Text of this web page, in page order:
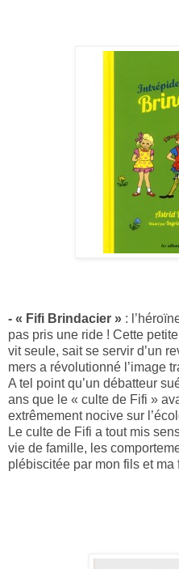
- « Fifi Brindacier » :
pas pris une ride ! Cette
vit seule, sait se servir d’un
mers a révolutionné l’image
A tel point qu’un débatteur
ans que le « culte de Fifi »
extrêmement nocive sur
Le culte de Fifi a tout mis
vie de famille, les
plébiscitée par mon fils et ma